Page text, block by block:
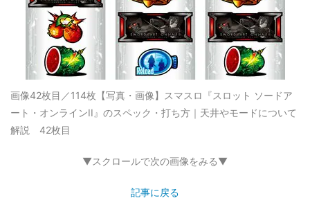
画像42枚目／114枚 【写真・画像】スマスロ『スロット ソードア
ート・オンラインII』のスペック・打ち方｜天井やモードについて
解説 42枚目
▼スクロールで次の画像をみる▼
記事に戻る